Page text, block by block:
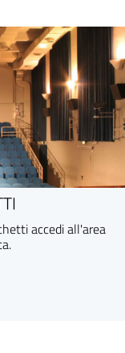
accedi all'area